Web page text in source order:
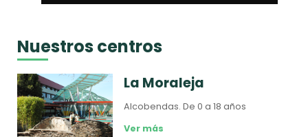
Nuestros centros
La Moraleja
Alcobendas.De 0 a 18 años
Ver más